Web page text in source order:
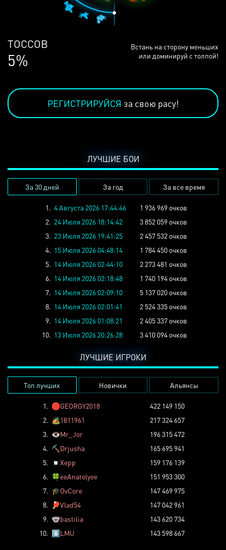
ЛЮДЕЙ
68%
Встань на сторону меньших
или доминируй с толпой!
РЕГИСТРИРУЙСЯ за свою расу!
ЛУЧШИЕ БОИ
За 30 дней За год За все время
1. 4 Августа 2026 17:44:46
1 936 969 очков
2. 24 Июля 2026 18:14:42
3 852 059 очков
3. 23 Июля 2026 19:41:25
2 457 532 очков
4. 15 Июля 2026 04:48:14
1 784 450 очков
5. 14 Июля 2026 02:44:10
2 273 481 очков
6. 14 Июля 2026 02:18:48
1 740 194 очков
7. 14 Июля 2026 02:09:10
5 137 020 очков
8. 14 Июля 2026 02:01:41
2 524 335 очков
9. 14 Июля 2026 01:08:21
2 405 337 очков
10. 13 Июля 2026 20:26:28 3 410 094 очков
ЛУЧШИЕ ИГРОКИ
Топ лучших Новички Альянсы
1. 🛑GEORGY2018
422 149 150
2. 🏕️1811961
217 324 657
3. 👁️Mr_Jor
196 315 472
4. ⛏️ Drjusha
165 695 941
5.
◽ Xepp
159 176 139
6. 🍀eeAnatolyee
151 953 300
7. 🎓OvCore
147 469 975
8.
🏓Vlad54
147 042 961
9. 🐨bastilia
143 620 734
10. 8️⃣LMU 143 598 667